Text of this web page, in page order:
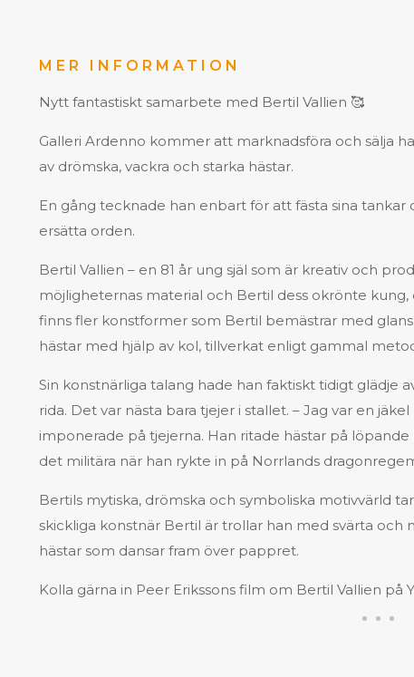
MER INFORMATION
Nytt fantastiskt samarbete med Bertil Vallien 🥰
Galleri Ardenno kommer att marknadsföra och sälja
av drömska, vackra och starka hästar.
En gång tecknade han enbart för att fästa sina
ersätta orden.
Bertil Vallien – en 81 år ung själ som är kreativ och
möjligheternas material och Bertil dess okrönte
finns fler konstformer som Bertil bemästrar med
hästar med hjälp av kol, tillverkat enligt gammal
Sin konstnärliga talang hade han faktiskt tidigt glädje
rida. Det var nästa bara tjejer i stallet. – Jag var en
imponerade på tjejerna. Han ritade hästar på
det militära när han rykte in på Norrlands
Bertils mytiska, drömska och symboliska motivvärld
skickliga konstnär Bertil är trollar han med svärta och
hästar som dansar fram över pappret.
Kolla gärna in Peer Erikssons film om Bertil Vallien på